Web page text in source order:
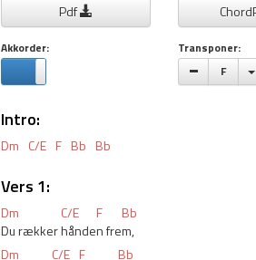
Pdf
Akkorder: Transponer:
F
Intro:
Dm C/E F Bb Bb
Vers 1:
Dm C/E F
Bb
Du rækker hånden frem,
Dm
C/E F
Bb